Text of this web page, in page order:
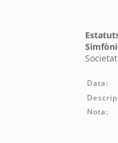
Data:
Nota: